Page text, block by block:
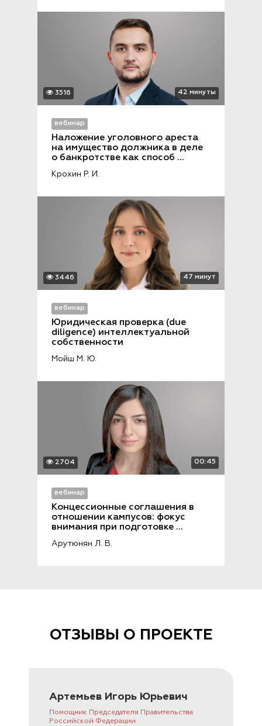
3516 42 минуты
вебинар
Наложение уголовного ареста
на имущество должника в деле
о банкротстве как способ
Крохин Р. И.
3446 47 минут
вебинар
Юридическая проверка (due
diligence) интеллектуальной
собственности
Мойш М. Ю.
2704 00:45
вебинар
Концессионные соглашения в
отношении кампусов: фокус
внимания при подготовке
Арутюнян Л. В.
ОТЗЫВЫ О ПРОЕКТЕ
Артемьев Игорь Юрьевич
Помощник Председателя Правительства
Российской Федерации